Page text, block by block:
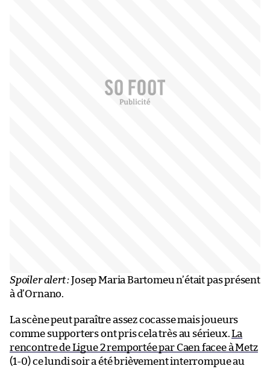
Spoiler alert :Josep Maria Bartomeu n’était pas présent
à d’Ornano.
La scène peut paraître assez cocasse mais joueurs
comme supporters ont pris cela très au sérieux.La
rencontre de Ligue 2 remportée par Caen facee à Metz
(1-0) ce lundi soir a été brièvement interrompue au